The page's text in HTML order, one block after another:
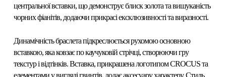
центральної вставки, що демонструє блиск золота та вишуканість
чорних фіанітів, додаючи прикрасі ексклюзивності та виразності.
Динамічність браслета підкреслюється рухомою основною
вставкою, яка ковзає по каучуковій стрічці, створюючи гру
текстур і відтінків. Вставка, прикрашена логотипом CROCUS та